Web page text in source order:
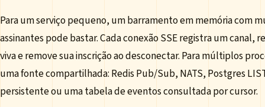
Para um serviço pequeno, um barramento em memória com
assinantes pode bastar. Cada conexão SSE registra um
viva e remove sua inscrição ao desconectar. Para múltiplos
uma fonte compartilhada: Redis Pub/Sub, NATS, Postgres
persistente ou uma tabela de eventos consultada por cursor.